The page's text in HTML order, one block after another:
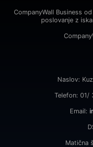
CompanyWall Business
poslovanje z
Naslov:
Telefon: 01/
Email:
Matična